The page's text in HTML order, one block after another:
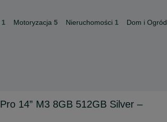
1 Motoryzacja 5 Nieruchomości 1 Dom i Ogród
14” M3 8GB 512GB Silver –